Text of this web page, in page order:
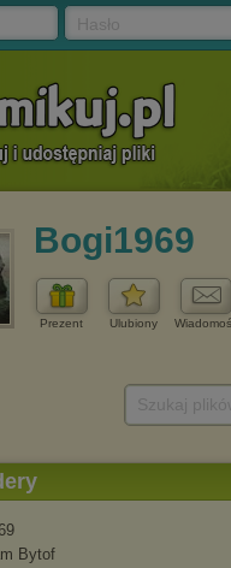
Bogi1969
Prezent Ulubiony
Bytof